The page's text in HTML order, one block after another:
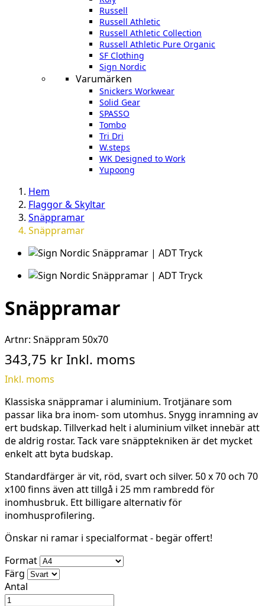
Russell
Russell Athletic
Russell Athletic Collection
Russell Athletic Pure Organic
SF Clothing
Sign Nordic
Varumärken
Snickers Workwear
Solid Gear
SPASSO
Tombo
Tri Dri
W.steps
WK Designed to Work
Yupoong
Hem
Flaggor & Skyltar
Snäppramar
Snäppramar
Snäppramar
Artnr: Snäppram 50x70
343,75 kr Inkl. moms
Inkl. moms
Klassiska snäppramar i aluminium. Trotjänare som
passar lika bra inom- som utomhus. Snygg inramning av
ert budskap. Tillverkad helt i aluminium vilket innebär att
de aldrig rostar. Tack vare snäpptekniken är det mycket
enkelt att byta budskap.
Standardfärger är vit, röd, svart och silver. 50 x 70 och 70
x100 finns även att tillgå i 25 mm rambredd för
inomhusbruk. Ett billigare alternativ för
inomhusprofilering.
Önskar ni ramar i specialformat - begär offert!
Format
Färg
Antal